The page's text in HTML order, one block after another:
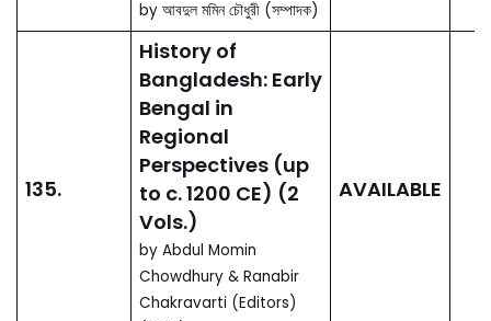
by National Professor
Dr. Sufia Ahmed and
others (Edited) (2019)
American Policy
towards the
Bangladesh
Liberation War in
1971: A Collection
of Essential
Documents
by Mahmudul Hoque